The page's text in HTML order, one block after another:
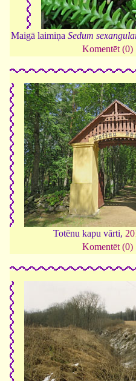
Maigā laimiņaSedum
Komentēt (0)
Totēnu kapu vārti,
Komentēt (0)